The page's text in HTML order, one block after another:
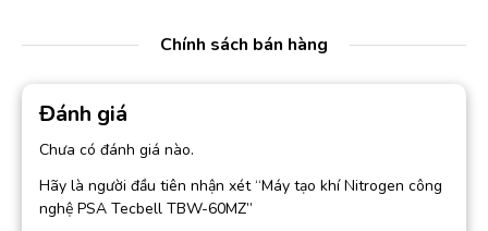
Chính sách bán hàng
Đánh giá
Chưa có đánh giá nào.
Hãy là người đầu tiên nhận xét “Máy tạo khí Nitrogen công
nghệ PSA Tecbell TBW-60MZ”